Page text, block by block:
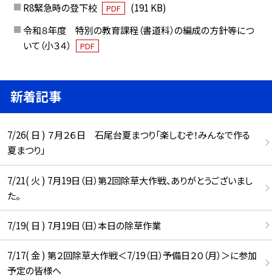
R8緊急時の登下校
PDF
(191 KB)
令和８年度 特別の教育課程（書道科）の編成の方針等につ
いて（小３４）
PDF
新着記事
7/26( 日 ) ７月２６日 石尾台夏まつり「楽しむぞ！みんなで作る
夏まつり」
7/21( 火 ) 7月19日（日）第2回除草大作戦、ありがとうございまし
た。
7/19( 日 ) 7月19日（日）本日の除草作業
7/17( 金 ) 第２回除草大作戦＜7/19（日）予備日２０（月）＞に参加
予定の皆様へ